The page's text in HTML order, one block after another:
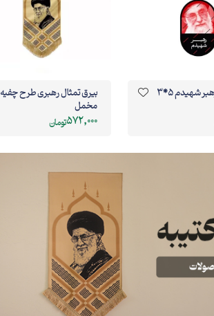
بیرق تمثال رهبری طرح چفیه
مخمل
572,000تومان